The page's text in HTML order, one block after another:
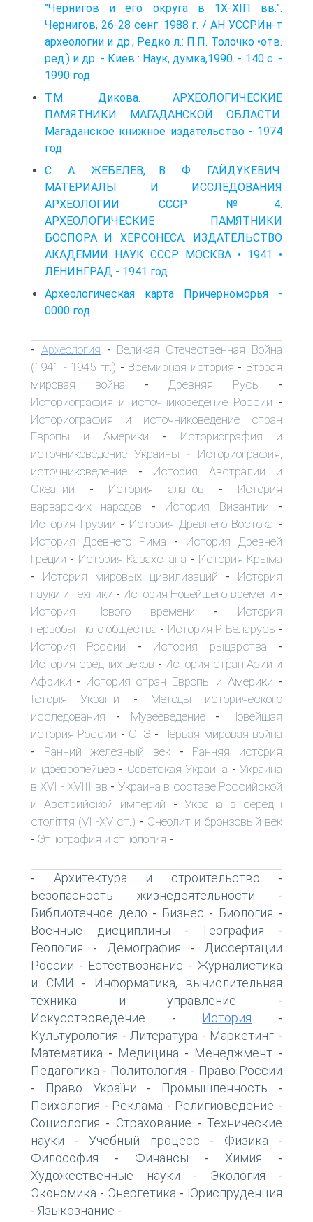
’’Чернигов и его округа в 1Х-ХІП вв.”.
Чернигов, 26-28 сенг. 1988 г. / АН УССР.Ин-т
археологии и др.; Редко л.: П.П. Толочко •отв.
ред.) и др. - Киев : Наук, думка,1990. - 140 с. -
1990 год
Т.М. Дикова. АРХЕОЛОГИЧЕСКИЕ
ПАМЯТНИКИ МАГАДАНСКОЙ ОБЛАСТИ.
Магаданское книжное издательство - 1974
год
С. А. ЖЕБЕЛЕВ, В. Ф. ГАЙДУКЕВИЧ.
МАТЕРИАЛЫ И ИССЛЕДОВАНИЯ
АРХЕОЛОГИИ СССР №4.
АРХЕОЛОГИЧЕСКИЕ ПАМЯТНИКИ
БОСПОРА И ХЕРСОНЕСА. ИЗДАТЕЛЬСТВО
АКАДЕМИИ НАУК СССР МОСКВА • 1941 •
ЛЕНИНГРАД - 1941 год
Археологическая карта Причерноморья -
0000 год
- Археология - Великая Отечественная Война
(1941 - 1945 гг.) - Всемирная история - Вторая
мировая война - Древняя Русь -
Историография и источниковедение России -
Историография и источниковедение стран
Европы и Америки - Историография и
источниковедение Украины - Историография,
источниковедение - История Австралии и
Океании - История аланов - История
варварских народов - История Византии -
История Грузии - История Древнего Востока -
История Древнего Рима - История Древней
Греции - История Казахстана - История Крыма
- История мировых цивилизаций - История
науки и техники - История Новейшего времени -
История Нового времени - История
первобытного общества - История Р. Беларусь -
История России - История рыцарства -
История средних веков - История стран Азии и
Африки - История стран Европы и Америки -
Історія України - Методы исторического
исследования - Музееведение- Новейшая
история России - ОГЭ - Первая мировая война
- Ранний железный век - Ранняя история
индоевропейцев - Советская Украина -Украина
в XVI - XVIII вв - Украина в составе Российской
и Австрийской империй - Україна в середні
століття (VII-XV ст.) - Энеолит и бронзовый век
- Этнография и этнология -
- Архитектура и строительство -
Безопасность жизнедеятельности -
Библиотечное дело - Бизнес - Биология -
Военные дисциплины - География -
Геология - Демография -
Диссертации
России - Естествознание - Журналистика
и СМИ -
Информатика, вычислительная
техника и управление -
Искусствоведение - История -
Культурология - Литература - Маркетинг -
Математика - Медицина - Менеджмент -
Педагогика - Политология - Право России
- Право України - Промышленность -
Психология - Реклама - Религиоведение -
Социология - Страхование - Технические
науки - Учебный процесс - Физика -
Философия - Финансы - Химия -
Художественные науки - Экология -
Экономика - Энергетика - Юриспруденция
- Языкознание -